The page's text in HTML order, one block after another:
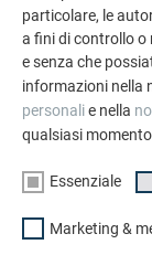
nastro che
superiore e la
La ricchezza
superfici
ruvida per la
Doga.X
, dove la
creano effetti
emovimento.
particolare, le
a fini di controllo o
e senza che
informazioni nella
personalie nella
qualsiasi
Essenziale
Marketing &